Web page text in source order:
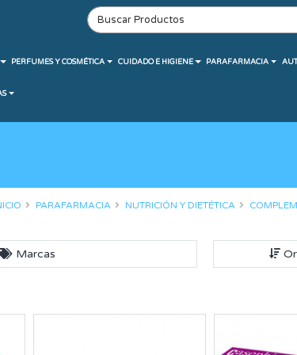
PERFUMES Y COSMÉTICA CUIDADO E HIGIENE PARAFARMACIA
PARAFARMACIA NUTRICIÓN Y DIETÉTICA
Marcas